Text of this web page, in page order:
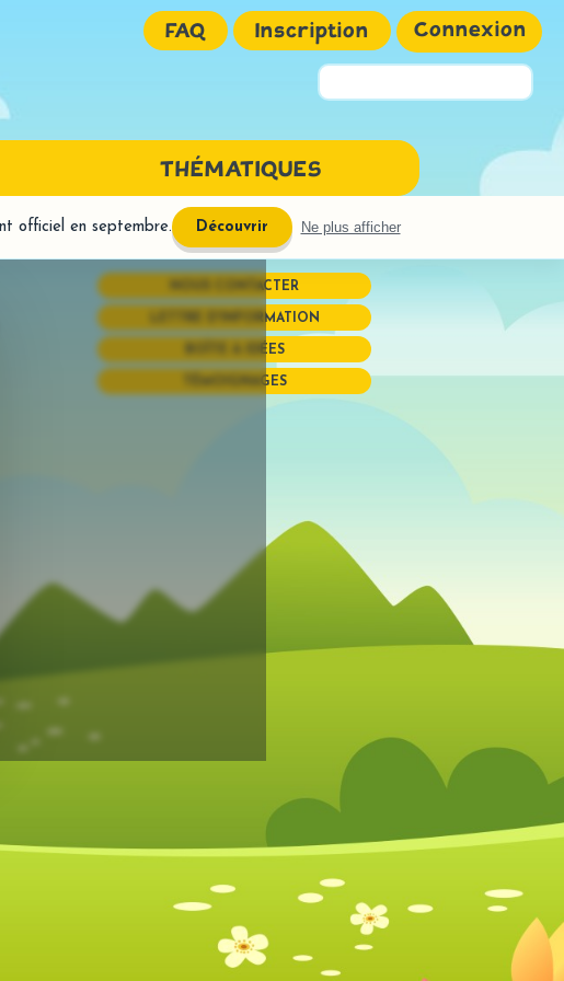
FAQ Inscription Connexion
Mot de passe
Mot de passe perdu?
THÉMATIQUES
LANGAGE ÉCRIT
LECTURE
- Histoires interactives
- Compréhension
ORTHOGRAPHE
NOUS CONTACTER
LETTRE D'INFORMATION
BOÎTE À IDÉES
TÉMOIGNAGES
officiel en septembre. Découvrir Ne plus afficher